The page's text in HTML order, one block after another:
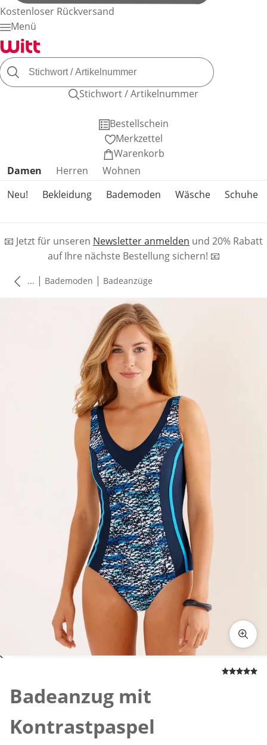
Kostenloser Rückversand
Menü
Stichwort / Artikelnummer
Bestellschein
Merkzettel
Warenkorb
Produktkategorien überspringen
Damen Herren
Wohnen
Neu!
Bekleidung Bademoden Wäsche Schuhe
📧 Jetzt für unseren Newsletter anmelden und 20% Rabatt
auf Ihre nächste Bestellung sichern! 📧
... | Bademoden | Badeanzüge
Badeanzug mit
Kontrastpaspel